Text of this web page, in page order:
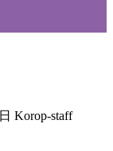
Korop-staff